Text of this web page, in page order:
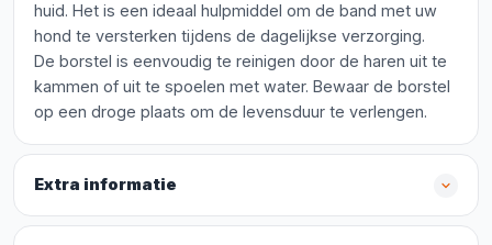
huid. Het is een ideaal hulpmiddel om de band met uw
hond te versterken tijdens de dagelijkse verzorging.
De borstel is eenvoudig te reinigen door de haren uit te
kammen of uit te spoelen met water. Bewaar de borstel
op een droge plaats om de levensduur te verlengen.
Extra informatie